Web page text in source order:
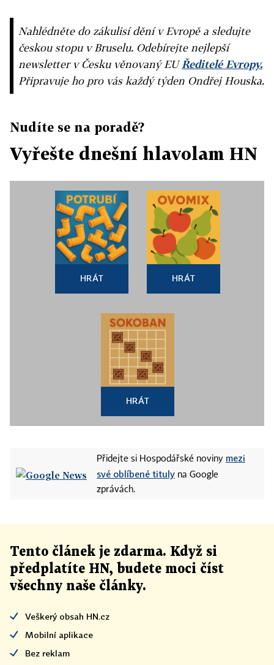
Nahlédněte do zákulisí dění v Evropě a sledujte
českou stopu v Bruselu. Odebírejte nejlepší
newsletter v Česku věnovaný EUŘeditelé Evropy.
Připravuje ho pro vás každý týden Ondřej Houska.
Nudíte se na poradě?
Vyřešte dnešní hlavolam HN
HRÁT HRÁT
HRÁT
Přidejte si Hospodářské noviny mezi
své oblíbené tituly na Google
zprávách.
Tento článek je zdarma. Když si
předplatíte HN, budete moci číst
všechny naše články.
Veškerý obsah HN.cz
Mobilní aplikace
Bez reklam